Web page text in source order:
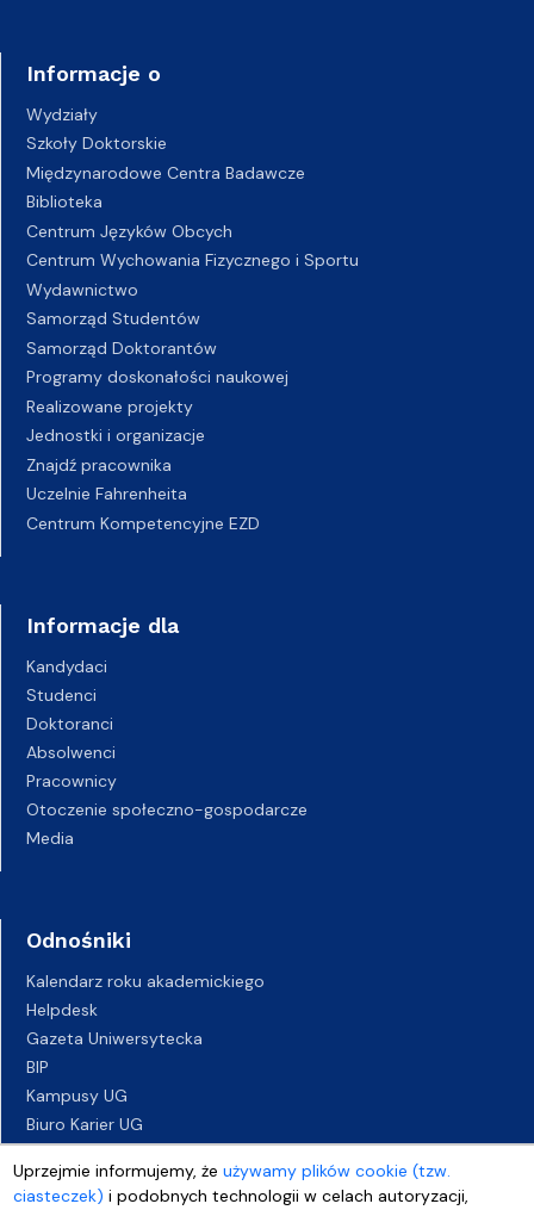
Uprzejmie informujemy, żeużywamy plików cookie (tzw.
ciasteczek) i podobnych technologii w celach autoryzacji,
Informacje o
Wydziały
Szkoły Doktorskie
Międzynarodowe Centra Badawcze
Biblioteka
Centrum Języków Obcych
Centrum Wychowania Fizycznego i Sportu
Wydawnictwo
Samorząd Studentów
Samorząd Doktorantów
Programy doskonałości naukowej
Realizowane projekty
Jednostki i organizacje
Znajdź pracownika
Uczelnie Fahrenheita
Centrum Kompetencyjne EZD
Informacje dla
Kandydaci
Studenci
Doktoranci
Absolwenci
Pracownicy
Otoczenie społeczno-gospodarcze
Media
Odnośniki
Kalendarz roku akademickiego
Helpdesk
Gazeta Uniwersytecka
BIP
Kampusy UG
Biuro Karier UG
Oferty pracy
Deklaracja dostępności